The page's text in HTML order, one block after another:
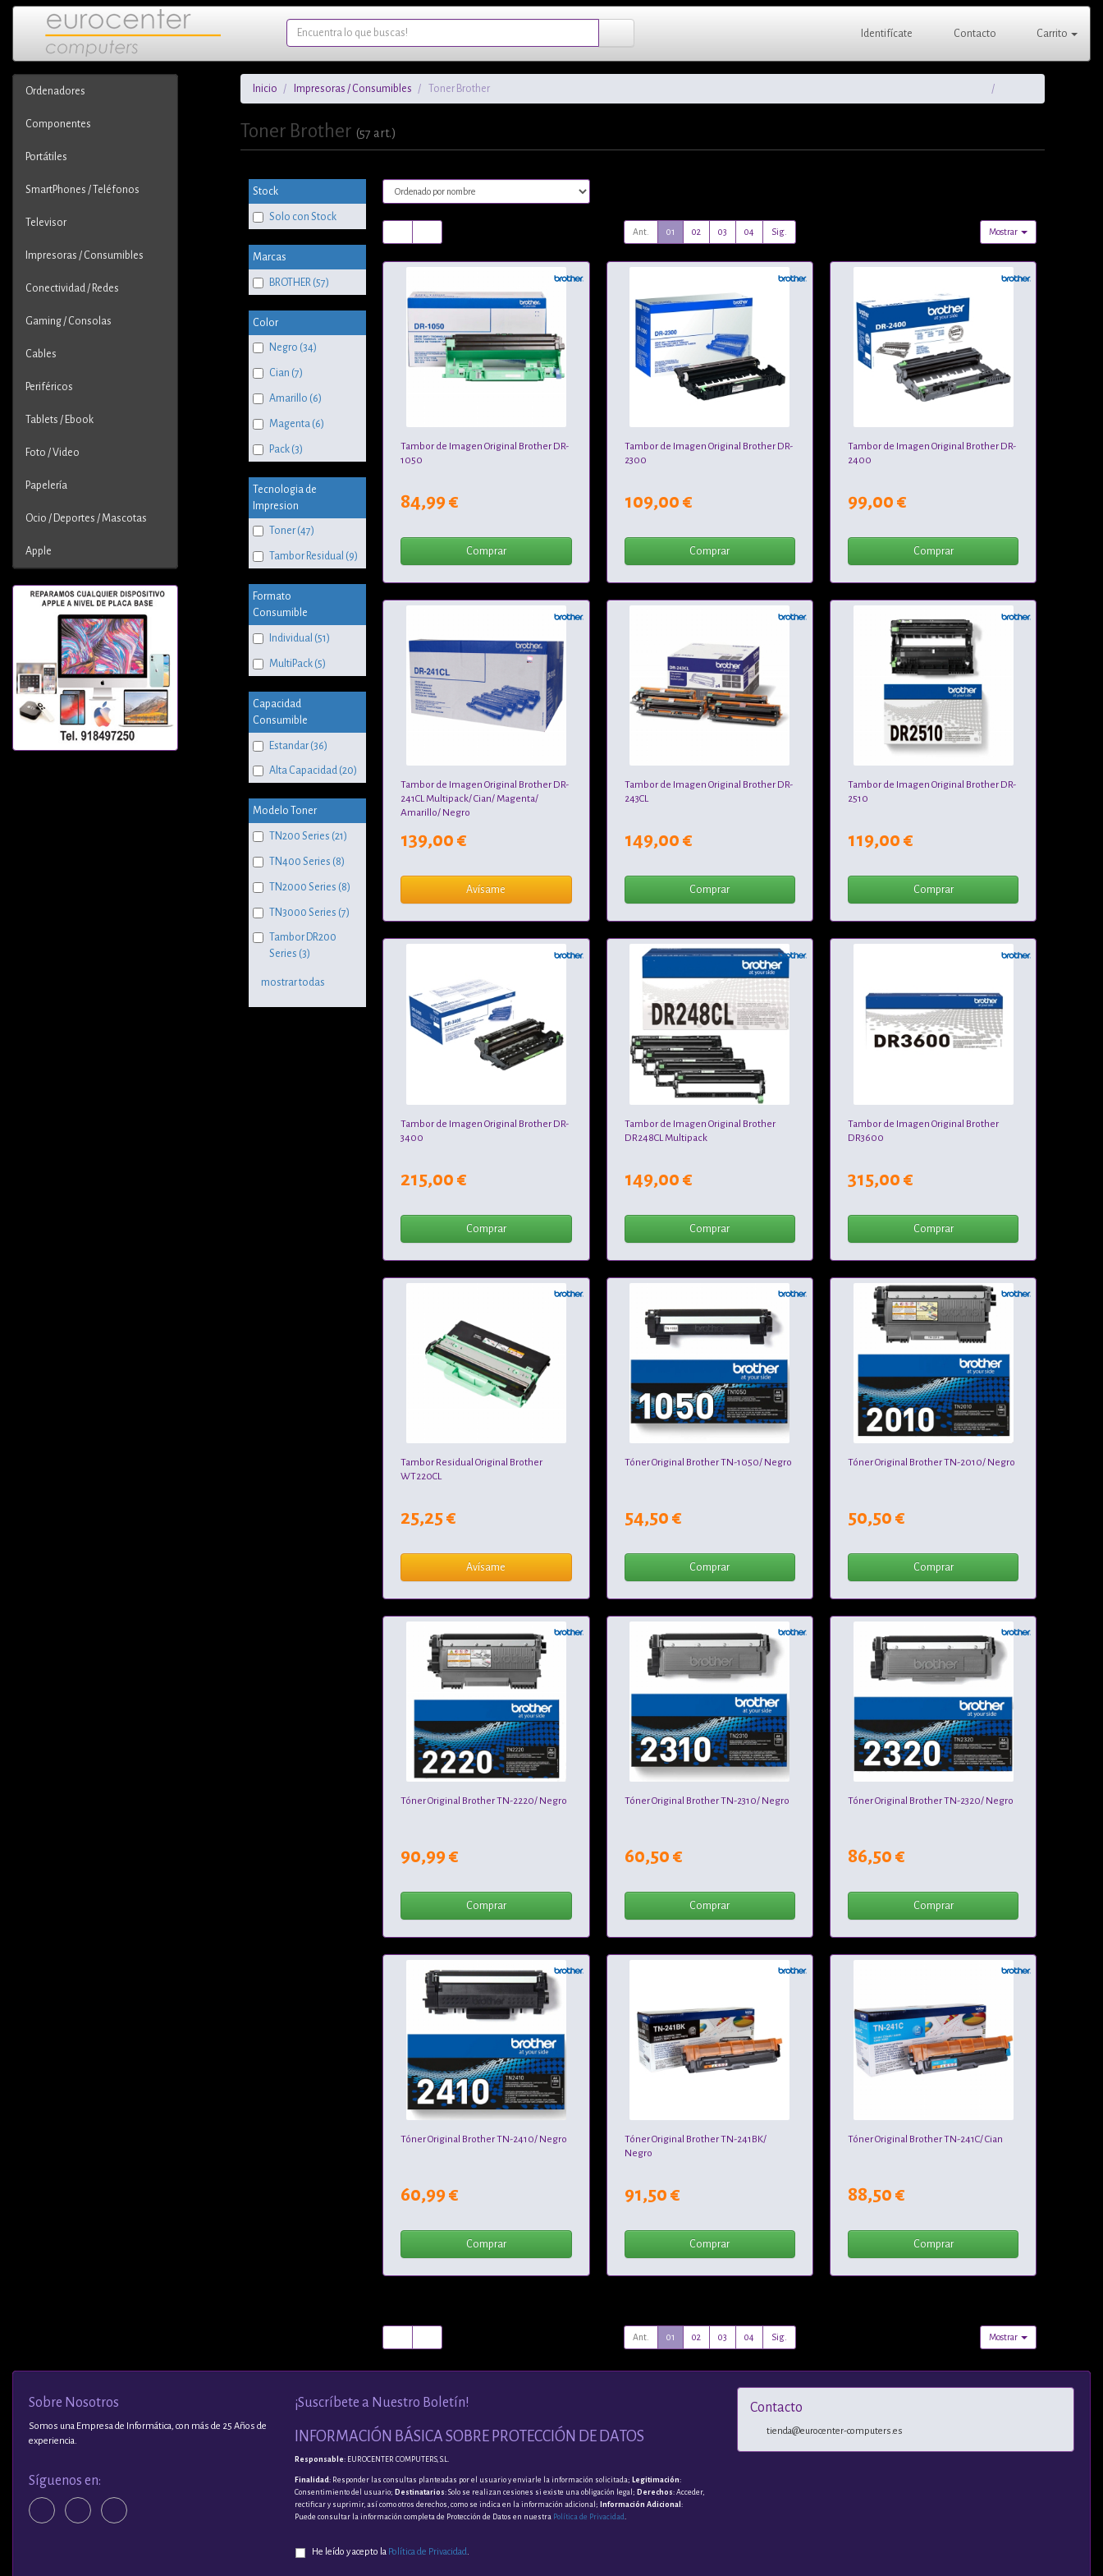
Identifícate Contacto Carrito
Ordenadores
Componentes
Portátiles
SmartPhones / Teléfonos
Televisor
Impresoras / Consumibles
Conectividad / Redes
Gaming / Consolas
Cables
Periféricos
Tablets / Ebook
Foto / Video
Papelería
Ocio / Deportes / Mascotas
Apple
Inicio Impresoras / Consumibles Toner Brother
Toner Brother (57 art.)
Stock
Solo con Stock
Marcas
BROTHER (57)
Color
Negro (34)
Cian (7)
Amarillo (6)
Magenta (6)
Pack (3)
Tecnologia de
Impresion
Toner (47)
Tambor Residual (9)
Formato
Consumible
Individual (51)
MultiPack (5)
Capacidad
Consumible
Estandar (36)
Alta Capacidad (20)
Modelo Toner
TN200 Series (21)
TN400 Series (8)
TN2000 Series (8)
TN3000 Series (7)
Tambor DR200
Series (3)
mostrar todas
Ant. 01 02 03 04 Sig. Mostrar
Tambor de Imagen Original Brother DR-
1050
84,99 €
Comprar
Tambor de Imagen Original Brother DR-
2300
109,00 €
Comprar
Tambor de Imagen Original Brother DR-
2400
99,00 €
Comprar
Tambor de Imagen Original Brother DR-
241CL Multipack/ Cian/ Magenta/
Amarillo/ Negro
139,00 €
Avísame
Tambor de Imagen Original Brother DR-
243CL
149,00 €
Comprar
Tambor de Imagen Original Brother DR-
2510
119,00 €
Comprar
Tambor de Imagen Original Brother DR-
3400
215,00 €
Comprar
Tambor de Imagen Original Brother
DR248CL Multipack
149,00 €
Comprar
Tambor de Imagen Original Brother
DR3600
315,00 €
Comprar
Tambor Residual Original Brother
WT220CL
25,25 €
Avísame
Tóner Original Brother TN-1050/ Negro
54,50 €
Comprar
Tóner Original Brother TN-2010/ Negro
50,50 €
Comprar
Tóner Original Brother TN-2220/ Negro
90,99 €
Comprar
Tóner Original Brother TN-2310/ Negro
60,50 €
Comprar
Tóner Original Brother TN-2320/ Negro
86,50 €
Comprar
Tóner Original Brother TN-2410/ Negro
60,99 €
Comprar
Tóner Original Brother TN-241BK/
Negro
91,50 €
Comprar
Tóner Original Brother TN-241C/ Cian
88,50 €
Comprar
Ant. 01 02 03 04 Sig. Mostrar
Sobre Nosotros
Somos una Empresa de Informática, con más de 25 Años de
experiencia.
Síguenos en:
¡Suscríbete a Nuestro Boletín!
INFORMACIÓN BÁSICA SOBRE PROTECCIÓN DE DATOS
Responsable: EUROCENTER COMPUTERS, S.L.
Finalidad: Responder las consultas planteadas por el usuario y enviarle la información solicitada; Legitimación:
Consentimiento del usuario; Destinatarios: Solo se realizan cesiones si existe una obligación legal; Derechos: Acceder,
rectificar y suprimir, así como otros derechos, como se indica en la información adicional; Información Adicional :
Puede consultar la información completa de Protección de Datos en nuestra Política de Privacidad.
He leído y acepto la Política de Privacidad.
Contacto
tienda@eurocenter-computers.es